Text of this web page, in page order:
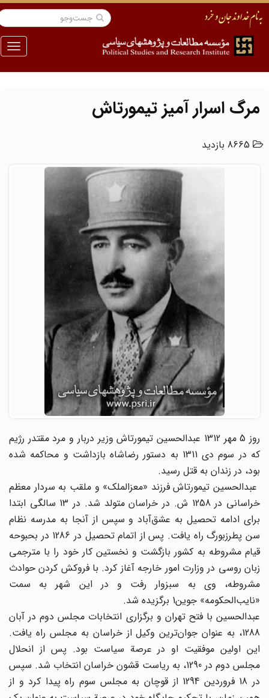
منو
مرگ اسرار آمیز تیمورتاش
8665 بازدید
روز 5 مهر 1312 عبدالحسین تیمورتاش وزیر دربار و مرد مقتدر رژیم
که در سوم دی 1311 به دستور رضاشاه بازداشت و محاکمه شده
بود، در زندان به قتل رسید.
عبدالحسین تیمورتاش فرزند «معزالملک» و ملقب به سردار معظم
خراسانی در 1258 ش. در خراسان متولد شد. در 13 سالگی ابتدا
برای ادامه تحصیل به عشق‌آباد و سپس از آنجا به مدرسه نظام
سن پطرزبورگ راه یافت. پس از اتمام تحصیل در 1286 در بحبوحه
قیام مشروطه به کشور بازگشت و نخستین کار خود را با مترجمی
زبان روسی در وزارت امور خارجه آغاز کرد. با فروکش کردن حوادث
مشروطه، وی به سبزوار رفت و در این شهر به سمت
«نایب‌الحکومه» جوین1 برگزیده شد.
عبدالحسین با فتح تهران و برگزاری انتخابات مجلس دوم در آبان
1288، به عنوان جوان‌ترین وکیل از خراسان به مجلس راه یافت.
این اولین موفقیت او در عرصة سیاست بود. پس از انحلال
مجلس دوم در 1290، به ریاست قشون خراسان انتخاب شد. سپس
در 18 فروردین 1294 از قوچان به مجلس سوم راه پیدا کرد و از